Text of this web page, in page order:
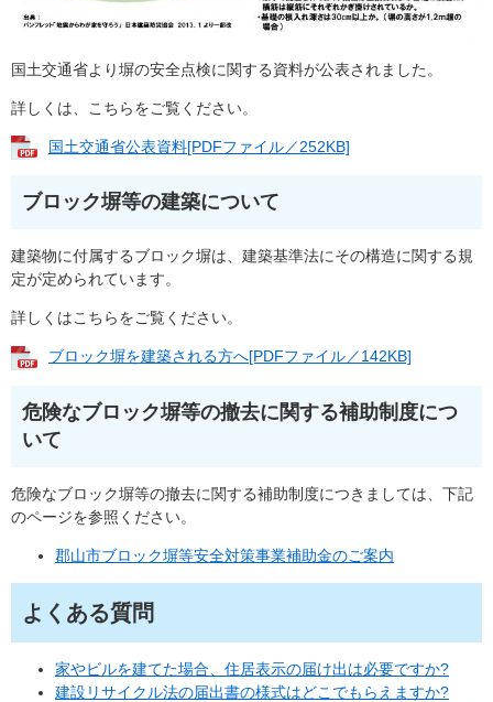
国土交通省より塀の安全点検に関する資料が公表されました。
詳しくは、こちらをご覧ください。
国土交通省公表資料[PDFファイル／252KB]
ブロック塀等の建築について
建築物に付属するブロック塀は、建築基準法にその構造に関する規
定が定められています。
詳しくはこちらをご覧ください。
ブロック塀を建築される方へ[PDFファイル／142KB]
危険なブロック塀等の撤去に関する補助制度につ
いて
危険なブロック塀等の撤去に関する補助制度につきましては、下記
のページを参照ください。
郡山市ブロック塀等安全対策事業補助金のご案内
よくある質問
家やビルを建てた場合、住居表示の届け出は必要ですか?
建設リサイクル法の届出書の様式はどこでもらえますか?